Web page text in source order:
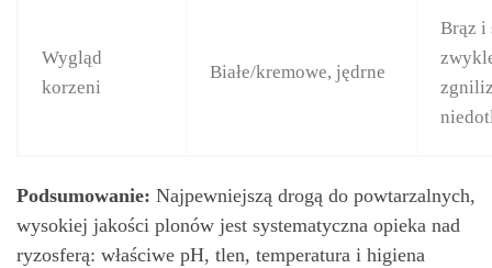
Wygląd
korzeni
Białe/kremowe, jędrne
Brąz i
Podsumowanie: Najpewniejszą drogą do powtarzalnych,
wysokiej jakości plonów jest systematyczna opieka nad
ryzosferą: właściwe pH, tlen, temperatura i higiena